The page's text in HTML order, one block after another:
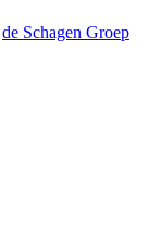
de Schagen Groep